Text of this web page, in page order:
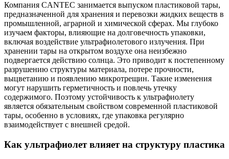
Компания CANTEC занимается выпуском пластиковой тары,
предназначенной для хранения и перевозки жидких веществ в
промышленной, аграрной и химической сферах. Мы глубоко
изучаем факторы, влияющие на долговечность упаковки,
включая воздействие ультрафиолетового излучения. При
хранении тары на открытом воздухе она неизбежно
подвергается действию солнца. Это приводит к постепенному
разрушению структуры материала, потере прочности,
выцветанию и появлению микротрещин. Такие изменения
могут нарушить герметичность и повлечь утечку
содержимого. Поэтому устойчивость к ультрафиолету
является обязательным свойством современной пластиковой
тары, особенно в условиях, где упаковка регулярно
взаимодействует с внешней средой.
Как ультрафиолет влияет на структуру пластика